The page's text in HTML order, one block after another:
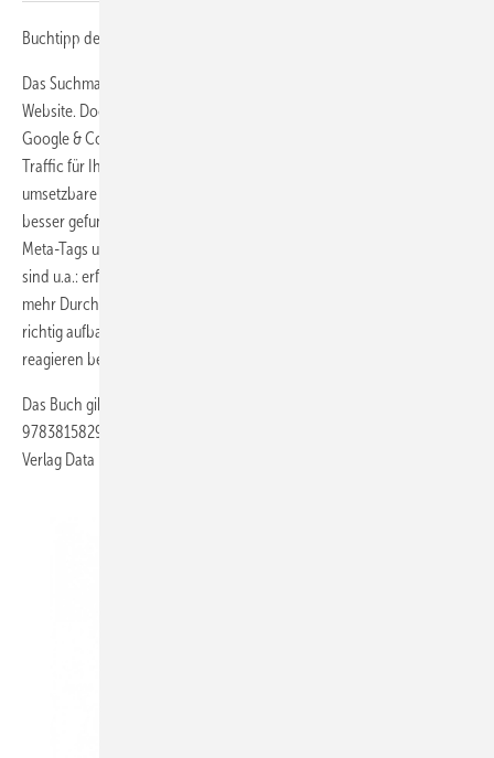
Buchtipp der bav-Redaktion
Das Suchmaschinen-Ranking ist maß­geblich für den Erfolg jeder
Website. Doch wie schafft man es, mit seinem Internetauftritt bei
Google & Co. unter die Top Ten zu kommen? „Das große Buch: Mehr
Traffic für ­Ihre Webseite“ bietet dazu praxisnahe und leicht
umsetzbare Tipps, damit die eigene Webseite auch lokal bzw. regional
besser gefunden wird. Dazu gehören Vorteile durch Schlüsselwörter,
Meta-Tags und durch die richtige Internetadresse. Weitere Themen
sind u.a.: erfolgreiche Anzeigenkampagnen mit Google AdWords;
mehr Durchblick bei Suchmaschinen und Webportalen; Webseiten
richtig aufbauen; mit Verlinkung für Bekanntheit sorgen, richtig
reagieren bei Problemen mit Google & Co. usw.
Das Buch gibt es für 39,95 Euro (395 Seiten, 2008, ISBN
9783815829516) im Buchhandel sowie versandkostenfrei direkt beim
Verlag Data Becker (